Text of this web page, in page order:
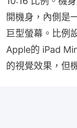
開機身，內側是
巨型螢幕。比例
Apple的 iPad
的視覺效果，但